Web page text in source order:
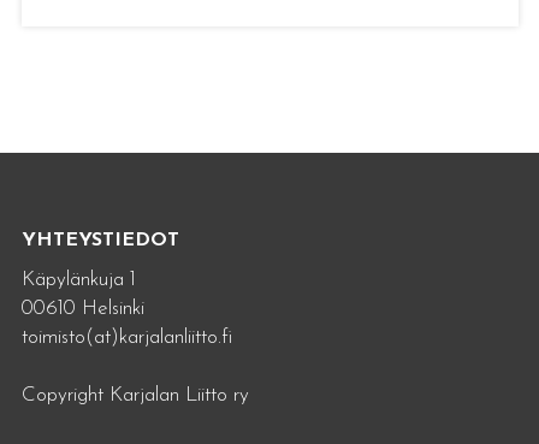
YHTEYSTIEDOT
Käpylänkuja 1
00610 Helsinki
toimisto(at)karjalanliitto.fi
Copyright Karjalan Liitto ry